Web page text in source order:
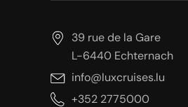
39 rue de la Gare
L-6440 Echternach
info@luxcruises.lu
+352 2775000